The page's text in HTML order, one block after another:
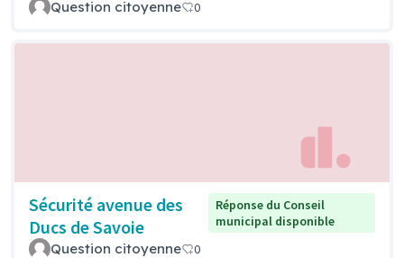
Question citoyenne 0
Sécurité avenue des
Ducs de Savoie
Réponse du Conseil
municipal disponible
Question citoyenne 0